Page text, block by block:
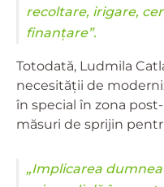
recoltare, irigare,
finanțare”.
Totodată, Ludmila
necesității de
în special în zona
măsuri de sprijin
„Implicarea